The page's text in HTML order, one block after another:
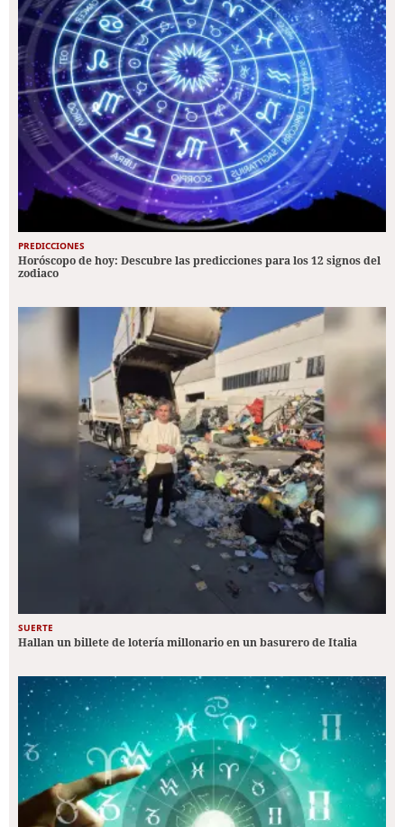
PREDICCIONES
Horóscopo de hoy: Descubre las predicciones para los 12 signos del
zodiaco
SUERTE
Hallan un billete de lotería millonario en un basurero de Italia